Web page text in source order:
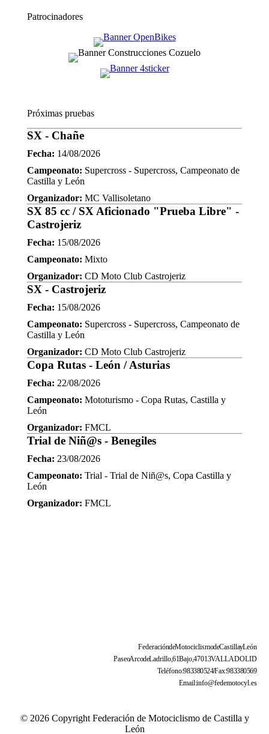
Patrocinadores
Próximas pruebas
SX - Chañe
Fecha: 14/08/2026
Campeonato: Supercross - Supercross, Campeonato de
Castilla y León
Organizador: MC Vallisoletano
SX 85 cc / SX Aficionado "Prueba Libre" -
Castrojeriz
Fecha: 15/08/2026
Campeonato: Mixto
Organizador: CD Moto Club Castrojeriz
SX - Castrojeriz
Fecha: 15/08/2026
Campeonato: Supercross - Supercross, Campeonato de
Castilla y León
Organizador: CD Moto Club Castrojeriz
Copa Rutas - León / Asturias
Fecha: 22/08/2026
Campeonato: Mototurismo - Copa Rutas, Castilla y
León
Organizador: FMCL
Trial de Niñ@s - Benegiles
Fecha: 23/08/2026
Campeonato: Trial - Trial de Niñ@s, Copa Castilla y
León
Organizador: FMCL
Federación de Motociclismo de Castilla y León
Paseo Arco de Ladrillo, 61 Bajo, 47013 VALLADOLID
Teléfono: 983 38 05 24 / Fax: 983 38 05 69
Email: info@fedemotocyl.es
© 2026 Copyright Federación de Motociclismo de Castilla y
León